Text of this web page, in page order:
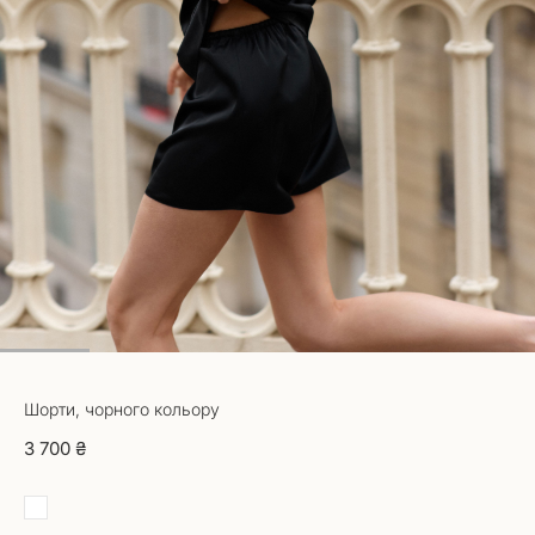
1 2 3 4 5 6
Шорти, чорного кольору
3 700 ₴